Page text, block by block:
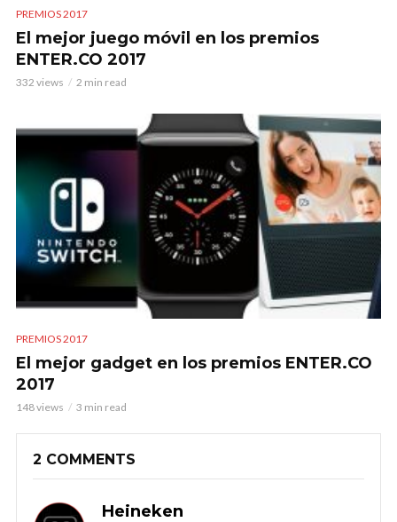
PREMIOS 2017
El mejor juego móvil en los premios
ENTER.CO 2017
332 views 2 min read
PREMIOS 2017
El mejor gadget en los premios ENTER.CO
2017
148 views 3 min read
2 COMMENTS
Heineken